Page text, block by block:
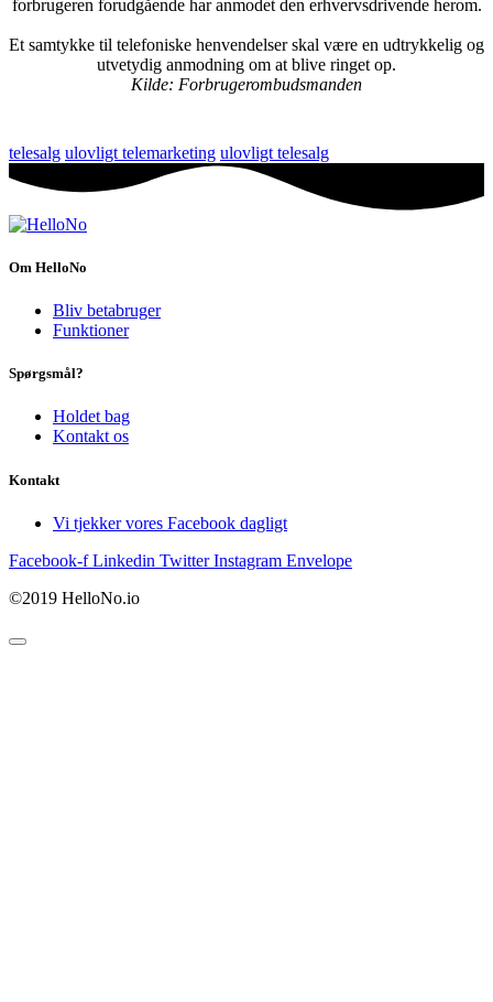
forbrugeren forudgående har anmodet den erhvervsdrivende herom.
Et samtykke til telefoniske henvendelser skal være en udtrykkelig og
utvetydig anmodning om at blive ringet op.
Kilde: Forbrugerombudsmanden
telesalg ulovligt telemarketing ulovligt telesalg
Om HelloNo
Bliv betabruger
Funktioner
Spørgsmål?
Holdet bag
Kontakt os
Kontakt
Vi tjekker vores Facebook dagligt
Facebook-f Linkedin Twitter Instagram Envelope
©2019 HelloNo.io